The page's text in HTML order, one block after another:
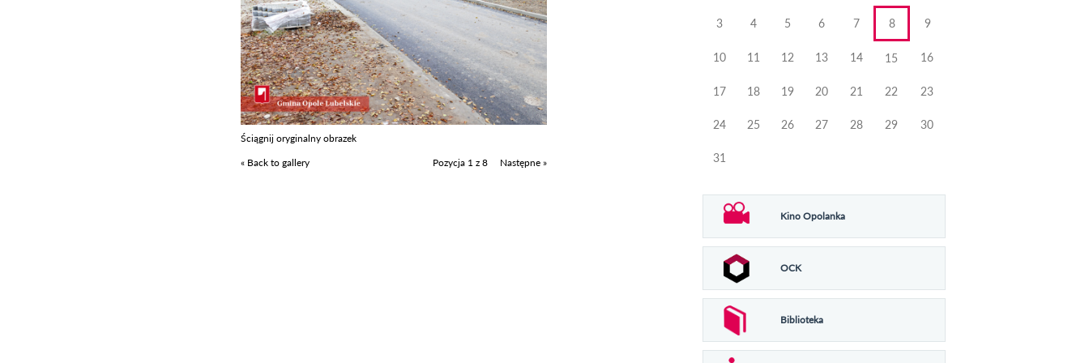
Ściągnij oryginalny obrazek
« Back to gallery
Pozycja 1 z 8 Następne »
3 4 5 6 7 8 9
10 11 12 13 14 15 16
17 18 19 20 21 22 23
24 25 26 27 28 29 30
31
Kino Opolanka
OCK
Biblioteka